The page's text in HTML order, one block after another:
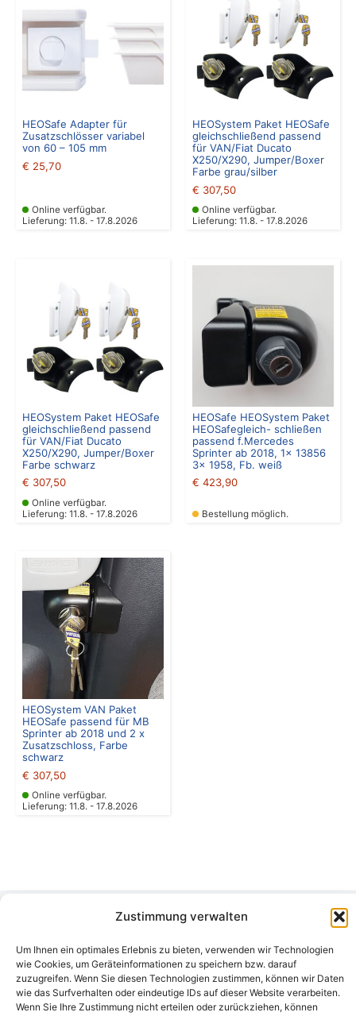
Zustimmung verwalten
Um Ihnen ein optimales Erlebnis zu bieten, verwenden wir Technologien
wie Cookies, um Geräteinformationen zu speichern bzw. darauf
zuzugreifen. Wenn Sie diesen Technologien zustimmen, können wir Daten
wie das Surfverhalten oder eindeutige IDs auf dieser Website verarbeiten.
Wenn Sie Ihre Zustimmung nicht erteilen oder zurückziehen, können
HEOSafe Adapter für
Zusatzschlösser variabel
von 60 – 105 mm
€ 25,70
Online verfügbar.
Lieferung: 11.8. - 17.8.2026
HEOSystem Paket HEOSafe
gleichschließend passend
für VAN/Fiat Ducato
X250/X290, Jumper/Boxer
Farbe grau/silber
€ 307,50
Online verfügbar.
Lieferung: 11.8. - 17.8.2026
HEOSystem Paket HEOSafe
gleichschließend passend
für VAN/Fiat Ducato
X250/X290, Jumper/Boxer
Farbe schwarz
€ 307,50
Online verfügbar.
Lieferung: 11.8. - 17.8.2026
HEOSafe HEOSystem Paket
HEOSafegleich- schließen
passend f.Mercedes
Sprinter ab 2018, 1x 13856
3x 1958, Fb. weiß
€ 423,90
Bestellung möglich.
HEOSystem VAN Paket
HEOSafe passend für MB
Sprinter ab 2018 und 2 x
Zusatzschloss, Farbe
schwarz
€ 307,50
Online verfügbar.
Lieferung: 11.8. - 17.8.2026
Peter-Leardi-Weg 4, 8054 Graz
Steiermark / Österreich​
+43 316 225711​ •info@campingbergler.at​
Impressum
AGB